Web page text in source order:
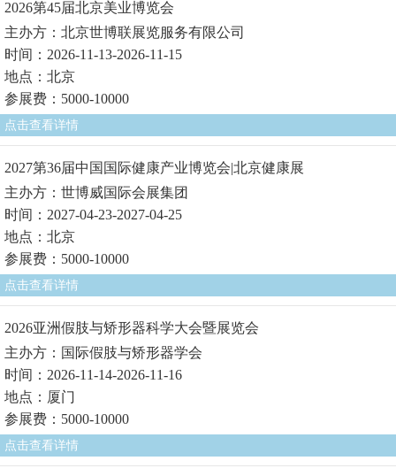
2026第45届北京美业博览会
主办方：北京世博联展览服务有限公司
时间：2026-11-13-2026-11-15
地点：北京
参展费：5000-10000
点击查看详情
2027第36届中国国际健康产业博览会|北京健康展
主办方：世博威国际会展集团
时间：2027-04-23-2027-04-25
地点：北京
参展费：5000-10000
点击查看详情
2026亚洲假肢与矫形器科学大会暨展览会
主办方：国际假肢与矫形器学会
时间：2026-11-14-2026-11-16
地点：厦门
参展费：5000-10000
点击查看详情